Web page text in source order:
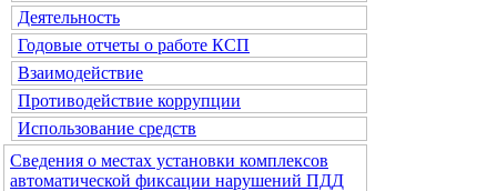
Деятельность
Годовые отчеты о работе КСП
Взаимодействие
Противодействие коррупции
Использование средств
Сведения о местах установки комплексов
автоматической фиксации нарушений ПДД